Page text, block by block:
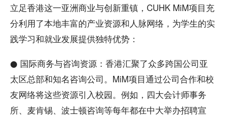
立足香港这一亚洲商业与创新重镇，CUHK MiM项目充
分利用了本地丰富的产业资源和人脉网络，为学生的实
践学习和就业发展提供独特优势：
● 国际商务与咨询资源：香港汇聚了众多跨国公司亚
太区总部和知名咨询公司。MiM项目通过公司合作和校
友网络将这些资源引入校园。例如，四大会计师事务
所、麦肯锡、波士顿咨询等每年都在中大举办招聘宣